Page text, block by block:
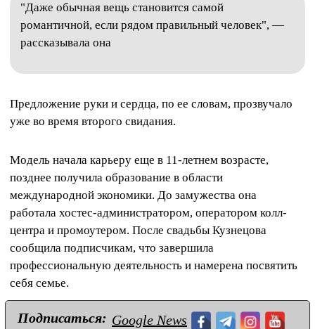
"Даже обычная вещь становится самой
романтичной, если рядом правильный человек", —
рассказывала она
Предложение руки и сердца, по ее словам, прозвучало
уже во время второго свидания.
Модель начала карьеру еще в 11-летнем возрасте,
позднее получила образование в области
международной экономики. До замужества она
работала хостес-администратором, оператором колл-
центра и промоутером. После свадьбы Кузнецова
сообщила подписчикам, что завершила
профессиональную деятельность и намерена посвятить
себя семье.
Подписаться: Google News